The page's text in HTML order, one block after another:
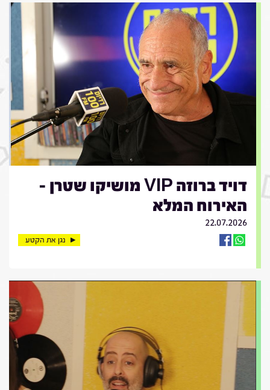
דויד ברוזה VIP מושיקו שטרן -
האירוח המלא
22.07.2026
נגן את הקטע